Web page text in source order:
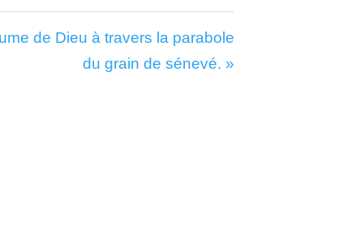
de Dieu à travers la parabole
du grain de sénevé. »